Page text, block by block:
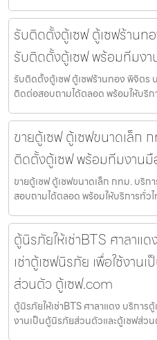
รับติดตั้งตู้เซฟ ตู้เซฟร้านท
รับติดตั้งตู้เซฟ พร้อมทีมง
รับติดตั้งตู้เซฟ ตู้เซฟร้านทอง พิจิตร
ติดต่อสอบถามได้ตลอด พร้อมให้บริก
ขายตู้เซฟ ตู้เซฟขนาดเล็ก
ติดตั้งตู้เซฟ พร้อมทีมงานมื
ขายตู้เซฟ ตู้เซฟขนาดเล็ก กทม. บริ
สอบถามได้ตลอด พร้อมให้บริการทั่วไ
ตู้นิรภัยให้เช่าBTS ศาลาแ
เช่าตู้เซฟนิรภัย เพื่อใช้งาน
ส่วนตัว ตู้เซฟ.com
ตู้นิรภัยให้เช่าBTS ศาลาแดง บริการ
งานเป็นตู้นิรภัยส่วนตัวและตู้เซฟส่ว